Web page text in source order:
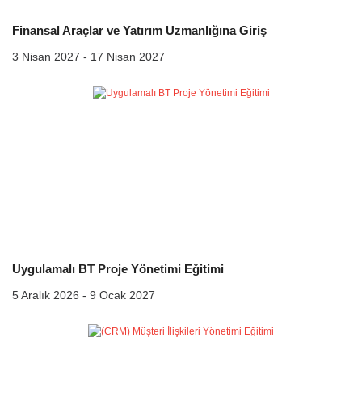
Finansal Araçlar ve Yatırım Uzmanlığına Giriş
3 Nisan 2027 - 17 Nisan 2027
Uygulamalı BT Proje Yönetimi Eğitimi
5 Aralık 2026 - 9 Ocak 2027